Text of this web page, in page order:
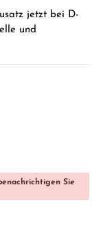
jetzt bei D-
und
Sie